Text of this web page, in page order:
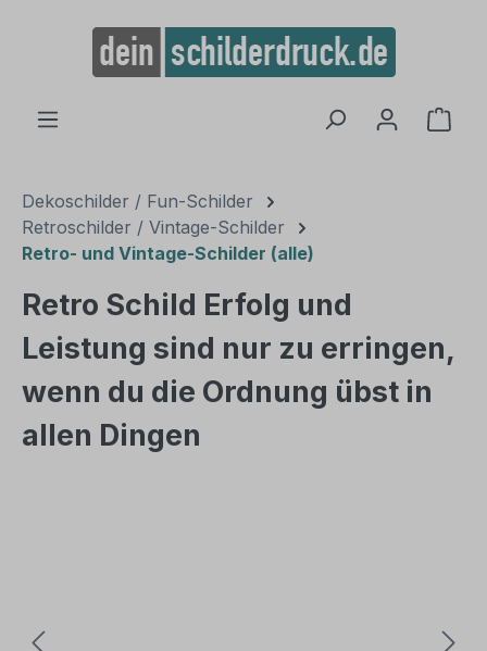
springen
Dekoschilder / Fun-Schilder
Retroschilder / Vintage-Schilder
Retro- und Vintage-Schilder (alle)
Retro Schild Erfolg und
Leistung sind nur zu erringen,
wenn du die Ordnung übst in
allen Dingen